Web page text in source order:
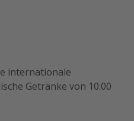
internationale
Getränke von 10:00